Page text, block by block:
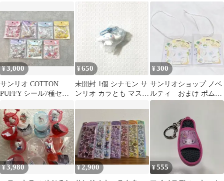
¥3,000
サンリオ COTTON
PUFFY シール7種セッ
¥650
未開封 1個 シナモン サ
ンリオ カラとも マスコ
¥300
サンリオショップ ノベ
ルティ おまけ ポムポ
ムプリン シャツ型メモ
¥3,980 ¥2,900 ¥555